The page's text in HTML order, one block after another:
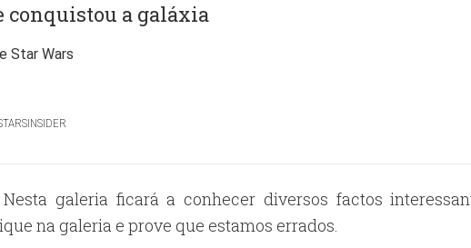
conquistou a galáxia
galeria ficará a conhecer diversos factos
na galeria e prove que estamos errados.